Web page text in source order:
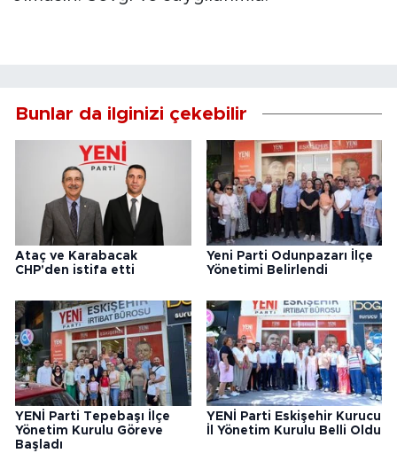
Bunlar da ilginizi çekebilir
Ataç ve Karabacak
CHP'den istifa etti
Yeni Parti Odunpazarı İlçe
Yönetimi Belirlendi
YENİ Parti Tepebaşı İlçe
Yönetim Kurulu Göreve
Başladı
YENİ Parti Eskişehir Kurucu
İl Yönetim Kurulu Belli Oldu